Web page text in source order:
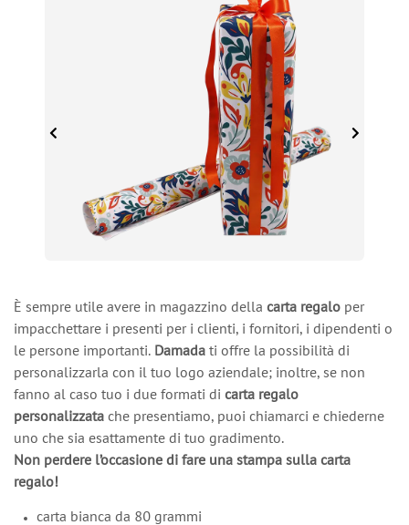
È sempre utile avere in magazzino della carta regalo per
impacchettare i presenti per i clienti, i fornitori, i dipendenti o
le persone importanti. Damada ti offre la possibilità di
personalizzarla con il tuo logo aziendale; inoltre, se non
fanno al caso tuo i due formati di carta regalo
personalizzata che presentiamo, puoi chiamarci e chiederne
uno che sia esattamente di tuo gradimento.
Non perdere l’occasione di fare una stampa sulla carta
regalo!
carta bianca da 80 grammi